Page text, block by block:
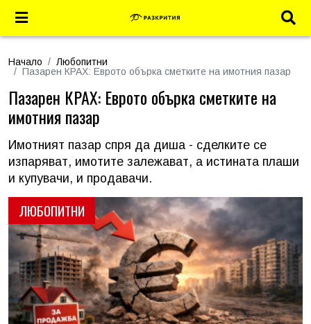
Начало
Любопитни
Пазарен КРАХ: Еврото обърка сметките на имотния пазар
ЛЮБОПИТНИ
Пазарен КРАХ: Еврото обърка сметките на
имотния пазар
Имотният пазар спря да диша - сделките се
изпаряват, имотите залежават, а истината плаши
и купувачи, и продавачи.